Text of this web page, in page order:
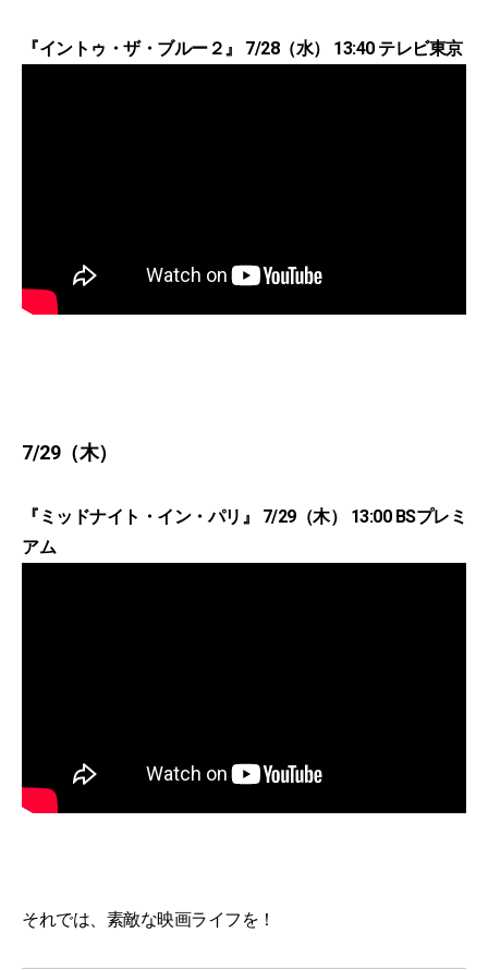
『イントゥ・ザ・ブルー２』 7/28（水） 13:40 テレビ東京
7/29（木）
『ミッドナイト・イン・パリ』 7/29（木） 13:00 BSプレミ
アム
それでは、素敵な映画ライフを！